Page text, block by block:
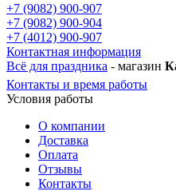
+7 (9082) 900-907
+7 (9082) 900-904
+7 (4012) 900-907
Контактная информация
Всё для праздника - магазин
Контакты и время работы
Условия работы
О компании
Доставка
Оплата
Отзывы
Контакты